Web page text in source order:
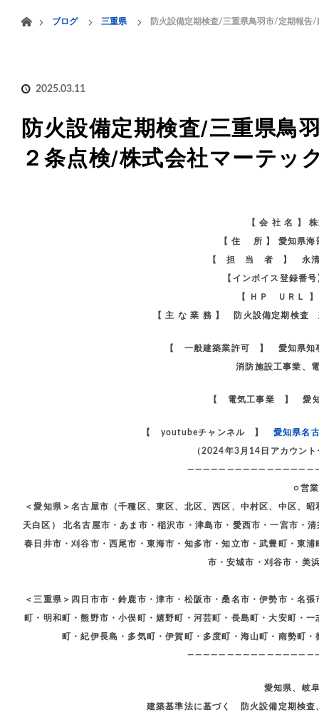
HOME 業務案内
ブログ
三重県 防火設備定期検査/三重県鳥羽市/定期報告
2025.03.11
防火設備定期検査/三重県鳥
２条点検/株式会社マーテッ
【 会 社 名 】
【 住 所 】 愛知県海
【 担 当 者 】 永清
【インボイス登録
【 ＨＰ ＵＲＬ
【 主 な 業 務 】 防火設備定期検査
【 一般建築業許可 】 愛知県知
消防施設工事業、
【 電気工事業 】 愛
【 youtubeチャンネル 】 愛知県名
（2024年3月14日アカウン
○営
＜愛知県＞名古屋市（千種区、東区、北区、西区、中村区、中区、
天白区） 北名古屋市・あま市・稲沢市・津島市・愛西市・一宮市・
春日井市・刈谷市・西尾市・東海市・知多市・知立市・武豊町・東
市・安城市・刈谷市・美
＜三重県＞四日市市・鈴鹿市・津市・松阪市・桑名市・伊勢市・名
町・明和町・熊野市・小俣町・嬉野町・河芸町・長島町・大安町・
町・紀伊長島・多気町・伊賀町・多度町・海山町・南勢町
愛知県、岐
建築基準法に基づく 防火設備定期検査